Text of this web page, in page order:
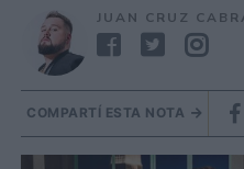
JUAN CRUZ
COMPARTÍ ESTA NOTA